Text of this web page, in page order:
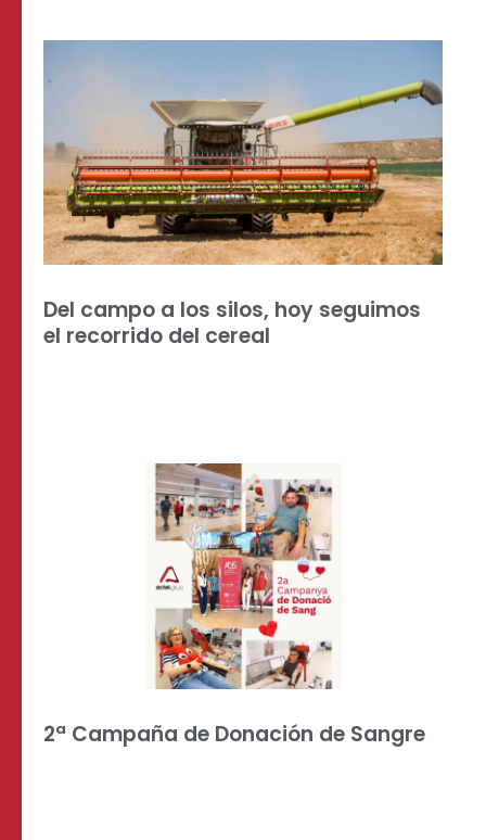
Del campo a los silos, hoy seguimos
el recorrido del cereal
2ª Campaña de Donación de Sangre